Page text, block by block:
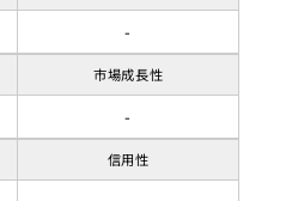
なし
-
市場成長性
-
信用性